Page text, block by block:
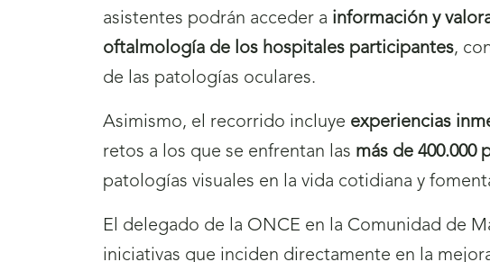
asistentes podrán acceder a información y
oftalmología de los hospitales participantes,
de las patologías oculares.
Asimismo, el recorrido incluye experiencias
retos a los que se enfrentan las más de 400.000
patologías visuales en la vida cotidiana y
El delegado de la ONCE en la Comunidad de
iniciativas que inciden directamente en la